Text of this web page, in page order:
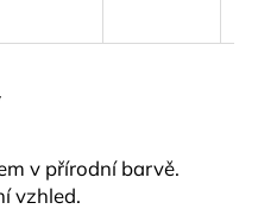
v přírodní barvě.
vzhled.